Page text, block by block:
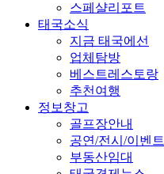
스페샬리포트
태국소식
지금 태국에선
업체탐방
베스트레스토랑
추천여행
정보창고
골프장안내
공연/전시/이벤트
부동산임대